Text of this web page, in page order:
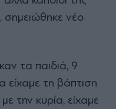
σημειώθηκε νέο
τα παιδιά, 9
είχαμε τη βάπτιση
την κυρία, είχαμε